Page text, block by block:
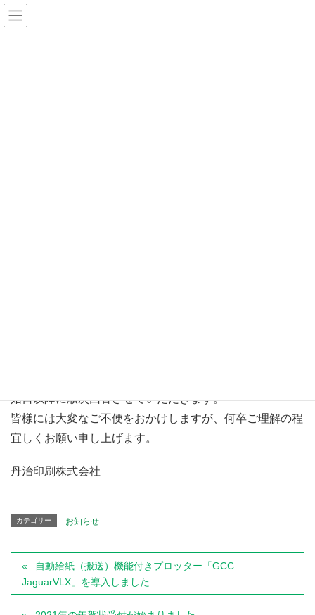
始日以降に順次回答させていただきます。
皆様には大変なご不便をおかけしますが、何卒ご理解の程
宜しくお願い申し上げます。
丹治印刷株式会社
カテゴリー お知らせ
自動給紙（搬送）機能付きプロッター「GCC
JaguarVLX」を導入しました